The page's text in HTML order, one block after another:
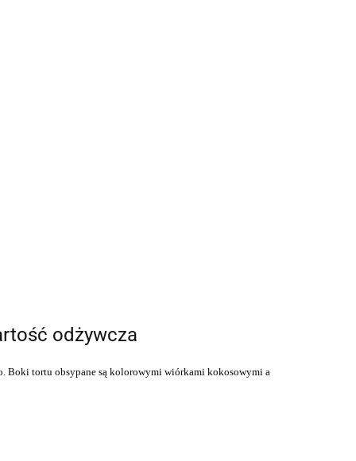
odżywcza
Boki tortu obsypane są kolorowymi wiórkami kokosowymi a